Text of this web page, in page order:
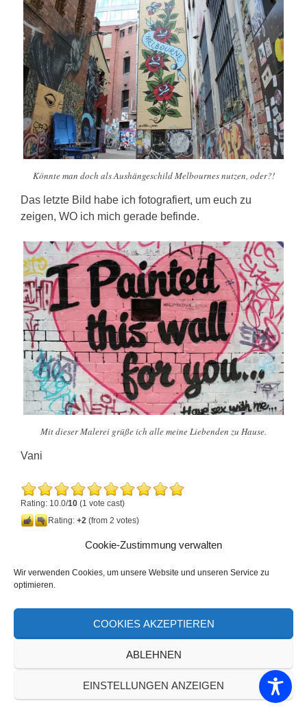
Cookie-Zustimmung verwalten
Wir verwenden Cookies, um unsere Website und unseren Service zu
optimieren.
COOKIES AKZEPTIEREN
ABLEHNEN
EINSTELLUNGEN ANZEIGEN
Könnte man doch als Aushängeschild Melbournes nutzen, oder?!
Das letzte Bild habe ich fotografiert, um euch zu
zeigen, WO ich mich gerade befinde.
Mit dieser Malerei grüße ich alle meine Liebenden zu Hause.
Vani
Rating: 10.0/10 (1 vote cast)
Rating:+2 (from 2 votes)